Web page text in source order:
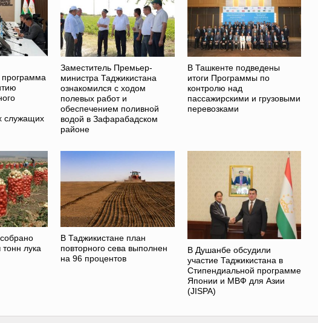
программа
служащих
Заместитель Премьер-
министра Таджикистана
ознакомился с ходом
полевых работ и
обеспечением поливной
водой в Зафарабадском
районе
В Ташкенте подведены
итоги Программы по
контролю над
пассажирскими и грузовыми
перевозками
лука
В Таджикистане план
повторного сева выполнен
на 96 процентов
В Душанбе обсудили
участие Таджикистана в
Стипендиальной программе
Японии и МВФ для Азии
(JISPA)